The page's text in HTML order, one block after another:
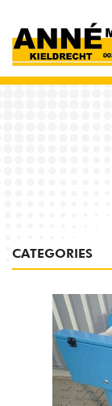
CATEGORIES